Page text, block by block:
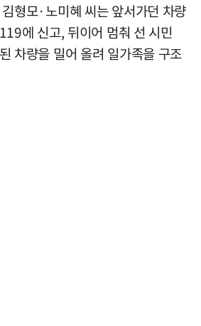
형모·노미혜 씨는 앞서가던 차량
에 신고, 뒤이어 멈춰 선 시민
차량을 밀어 올려 일가족을 구조